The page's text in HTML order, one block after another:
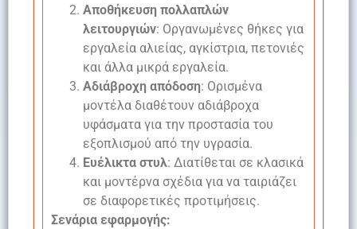
Αποθήκευση πολλαπλών
λειτουργιών: Οργανωμένες θήκες για
εργαλεία αλιείας, αγκίστρια, πετονιές
και άλλα μικρά εργαλεία.
Αδιάβροχη απόδοση: Ορισμένα
μοντέλα διαθέτουν αδιάβροχα
υφάσματα για την προστασία του
εξοπλισμού από την υγρασία.
Ευέλικτα στυλ: Διατίθεται σε κλασικά
και μοντέρνα σχέδια για να ταιριάζει
σε διαφορετικές προτιμήσεις.
Σενάρια εφαρμογής: